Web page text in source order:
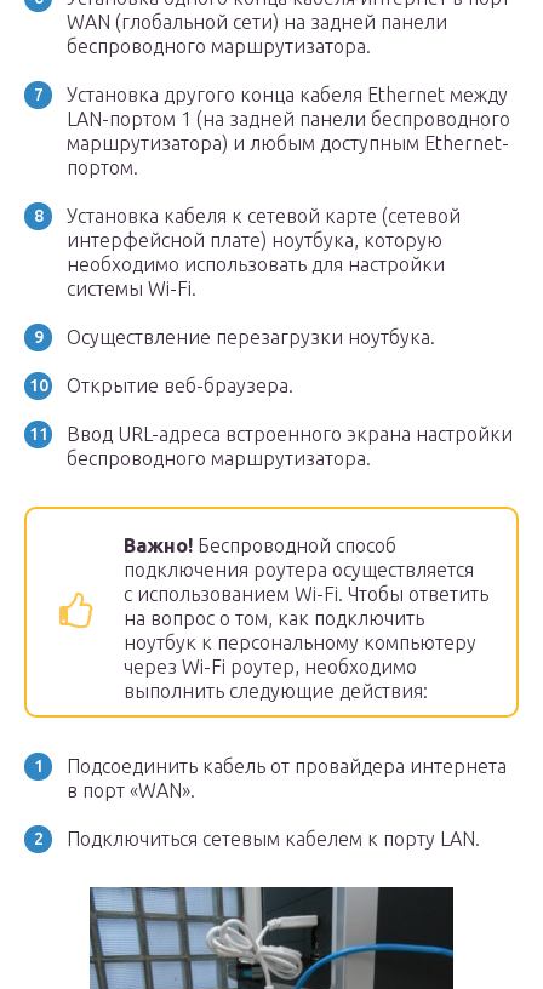
WAN (глобальной сети) на задней панели
беспроводного маршрутизатора.
Установка другого конца кабеля Ethernet между
LAN-портом 1 (на задней панели беспроводного
маршрутизатора) и любым доступным Ethernet-
портом.
Установка кабеля к сетевой карте (сетевой
интерфейсной плате) ноутбука, которую
необходимо использовать для настройки
системы Wi-Fi.
Осуществление перезагрузки ноутбука.
Открытие веб-браузера.
Ввод URL-адреса встроенного экрана настройки
беспроводного маршрутизатора.
Важно! Беспроводной способ
подключения роутера осуществляется
с использованием Wi-Fi. Чтобы ответить
на вопрос о том, как подключить
ноутбук к персональному компьютеру
через Wi-Fi роутер, необходимо
выполнить следующие действия:
Подсоединить кабель от провайдера интернета
в порт «WAN».
Подключиться сетевым кабелем к порту LAN.